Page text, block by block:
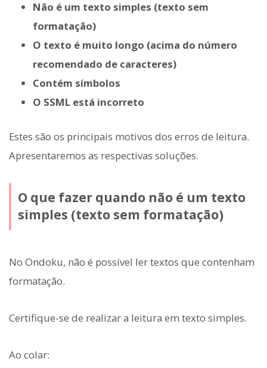
Não é um texto simples (texto sem
formatação)
O texto é muito longo (acima do número
recomendado de caracteres)
Contém símbolos
O SSML está incorreto
Estes são os principais motivos dos erros de leitura.
Apresentaremos as respectivas soluções.
O que fazer quando não é um texto
simples (texto sem formatação)
No Ondoku, não é possível ler textos que contenham
formatação.
Certifique-se de realizar a leitura em texto simples.
Ao colar: